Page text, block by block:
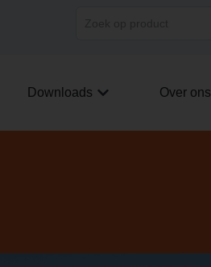
Downloads Over ons